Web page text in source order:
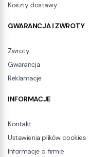
Koszty dostawy
GWARANCJA I ZWROTY
Zwroty
Gwarancja
Reklamacje
INFORMACJE
Kontakt
Ustawienia plików cookies
Informacje o firmie